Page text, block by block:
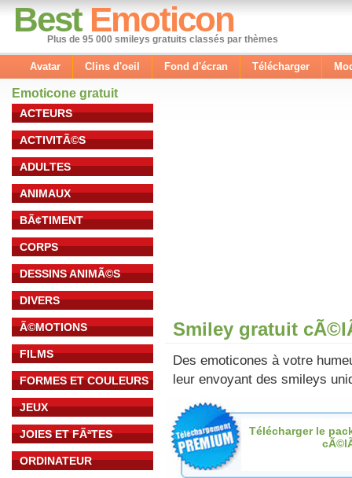
Best Emoticon
Plus de 95 000 smileys gratuits classés par thèmes
Avatar Clins d'oeil Fond d'écran Télécharger
Emoticone gratuit
ACTEURS
ACTIVITÃ©S
ADULTES
ANIMAUX
BÃ¢TIMENT
CORPS
DESSINS ANIMÃ©S
DIVERS
Ã©MOTIONS
FILMS
FORMES ET COULEURS
JEUX
JOIES ET FÃªTES
ORDINATEUR
Smiley gratuit
Des emoticones à votre
leur envoyant des smileys
Télécharger le